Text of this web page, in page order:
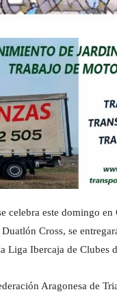
celebra este domingo en
Cross, se
Liga Ibercaja de Clubes
Aragonesa de